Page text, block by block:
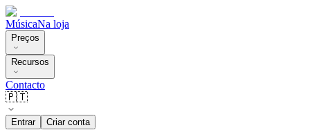
MúsicaNa loja
Preços
Recursos
Contacto
🇵🇹
Entrar Criar conta